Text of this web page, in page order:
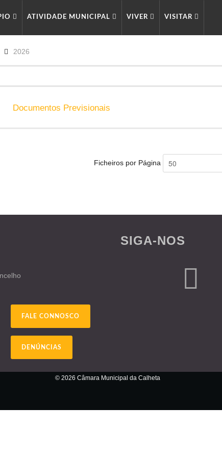
ATIVIDADE MUNICIPAL VIVER VISITAR
2026
Documentos Previsionais
Ficheiros por Página
FALE CONNOSCO
DENÚNCIAS
SIGA-NOS
© 2026 Câmara Municipal da Calheta